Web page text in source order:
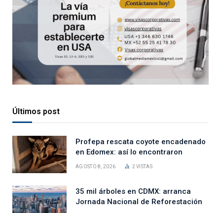
Últimos post
Profepa rescata coyote encadenado
en Edomex: así lo encontraron
AGOSTO 8, 2026 2VISTAS
35 mil árboles en CDMX: arranca
Jornada Nacional de Reforestación